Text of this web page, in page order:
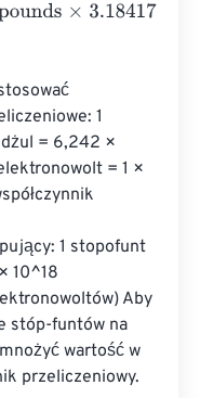
×3.1841763889169996
1
= 6,242 ×
= 1 ×
1 stopofunt
10^18
Aby
stóp-funtów na
wartość w
przeliczeniowy.